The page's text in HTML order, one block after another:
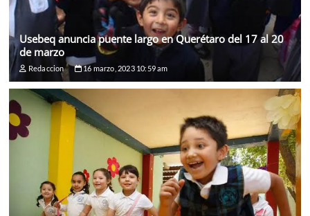
Usebeq anuncia puente largo en Querétaro del 17 al 20
de marzo
Redaccion 16 marzo, 2023 10:59 am